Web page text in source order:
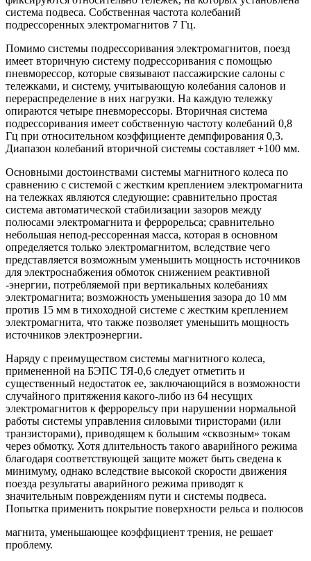
система подвеса. Собственная частота колебаний
подрессоренных электромагнитов 7 Гц.
Помимо системы подрессоривания электромагнитов, поезд
имеет вторичную систему подрессоривания с помощью
пневморессор, которые связывают пассажирские салоны с
тележками, и систему, учитывающую колебания салонов и
перераспределение в них нагрузки. На каждую тележку
опираются четыре пневморессоры. Вторичная система
подрессоривания имеет собственную частоту колебаний 0,8
Гц при относительном коэффициенте демпфирования 0,3.
Диапазон колебаний вторичной системы составляет +100 мм.
Основными достоинствами системы магнитного колеса по
сравнению с системой с жестким креплением электромагнита
на тележках являются следующие: сравнительно простая
система автоматической стабилизации зазоров между
полюсами электромагнита и феррорельса; сравнительно
небольшая непод-рессоренная масса, которая в основном
определяется только электромагнитом, вследствие чего
представляется возможным уменьшить мощность источников
для электроснабжения обмоток снижением реактивной
-энергии, потребляемой при вертикальных колебаниях
электромагнита; возможность уменьшения зазора до 10 мм
против 15 мм в тихоходной системе с жестким креплением
электромагнита, что также позволяет уменьшить мощность
источников электроэнергии.
Наряду с преимуществом системы магнитного колеса,
примененной на БЭПС ТЯ-0,6 следует отметить и
существенный недостаток ее, заключающийся в возможности
случайного притяжения какого-либо из 64 несущих
электромагнитов к феррорельсу при нарушении нормальной
работы системы управления силовыми тиристорами (или
транзисторами), приводящем к большим «сквозным» токам
через обмотку. Хотя длительность такого аварийного режима
благодаря соответствующей защите может быть сведена к
минимуму, однако вследствие высокой скорости движения
поезда результаты аварийного режима приводят к
значительным повреждениям пути и системы подвеса.
Попытка применить покрытие поверхности рельса и полюсов
магнита, уменьшающее коэффициент трения, не решает
проблему.